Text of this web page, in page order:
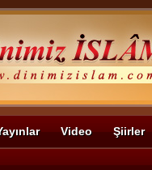
Video Şiirler